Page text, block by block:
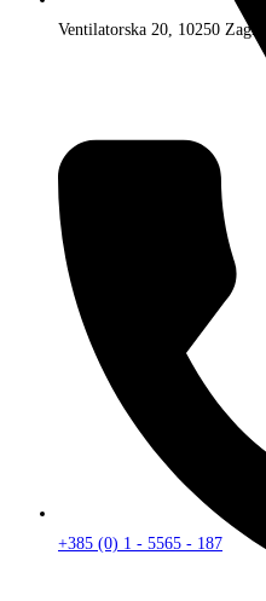
Ventilatorska 20, 10250 Zagreb
+385 (0) 1 - 5565 - 187